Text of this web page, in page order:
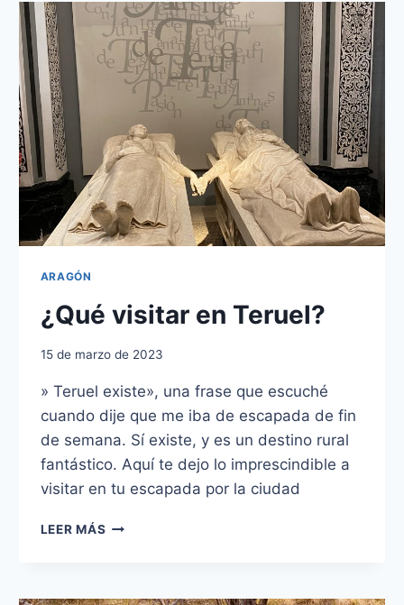
DEL
BARRANCO
DE
LA
HOZ?
ARAGÓN
¿Qué visitar en Teruel?
15 de marzo de 2023
» Teruel existe», una frase que escuché
cuando dije que me iba de escapada de fin
de semana. Sí existe, y es un destino rural
fantástico. Aquí te dejo lo imprescindible a
visitar en tu escapada por la ciudad
LEER MÁS ¿QUÉ